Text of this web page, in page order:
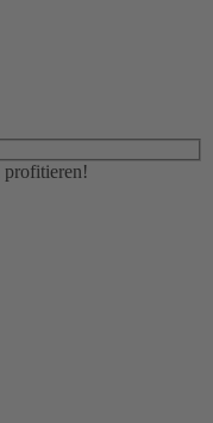
profitieren!